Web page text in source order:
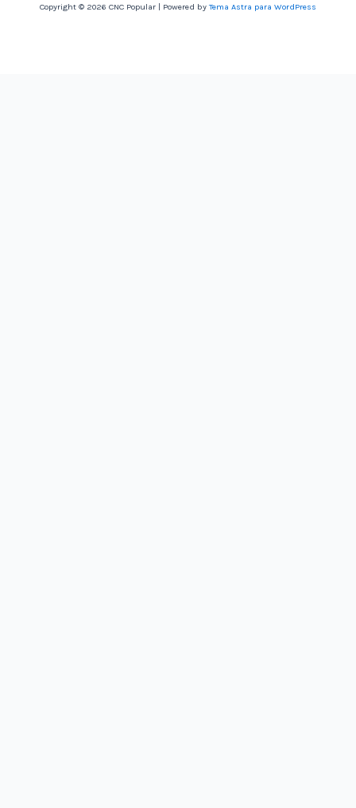
Copyright © 2026 CNC Popular | Powered by Tema Astra para WordPress